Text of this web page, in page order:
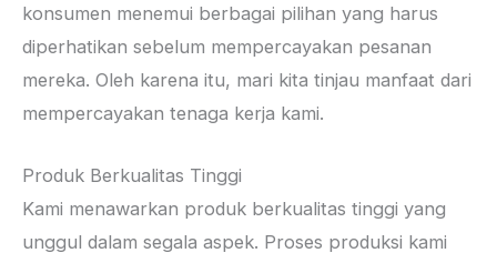
konsumen menemui berbagai pilihan yang harus
diperhatikan sebelum mempercayakan pesanan
mereka. Oleh karena itu, mari kita tinjau manfaat dari
mempercayakan tenaga kerja kami.
Produk Berkualitas Tinggi
Kami menawarkan produk berkualitas tinggi yang
unggul dalam segala aspek. Proses produksi kami